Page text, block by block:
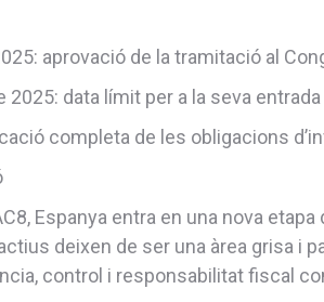
aprovació de la tramitació al
2025: data límit per a la seva entrada
completa de les obligacions
Espanya entra en una nova
deixen de ser una àrea grisa i
control i responsabilitat fiscal